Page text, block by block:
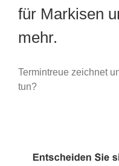
für Markisen
mehr.
Termintreue zeichnet
tun?